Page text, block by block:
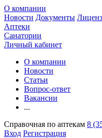
О компании
Новости Документы
Аптеки
Санатории
Личный кабинет
О компании
Новости
Статьи
Вопрос-ответ
Вакансии
...
Справочная по аптекам 8
Вход Регистрация